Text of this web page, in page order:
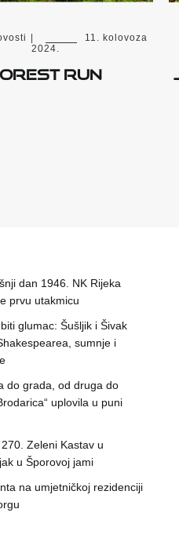
|
11. kolovoza
2024.
RUN
dan 1946. NK Rijeka
prvu utakmicu
glumac: Šušljik i Šivak
sumnje i
do grada, od druga do
uplovila u puni
Zeleni Kastav u
u Šporovoj jami
na umjetničkoj rezidenciji